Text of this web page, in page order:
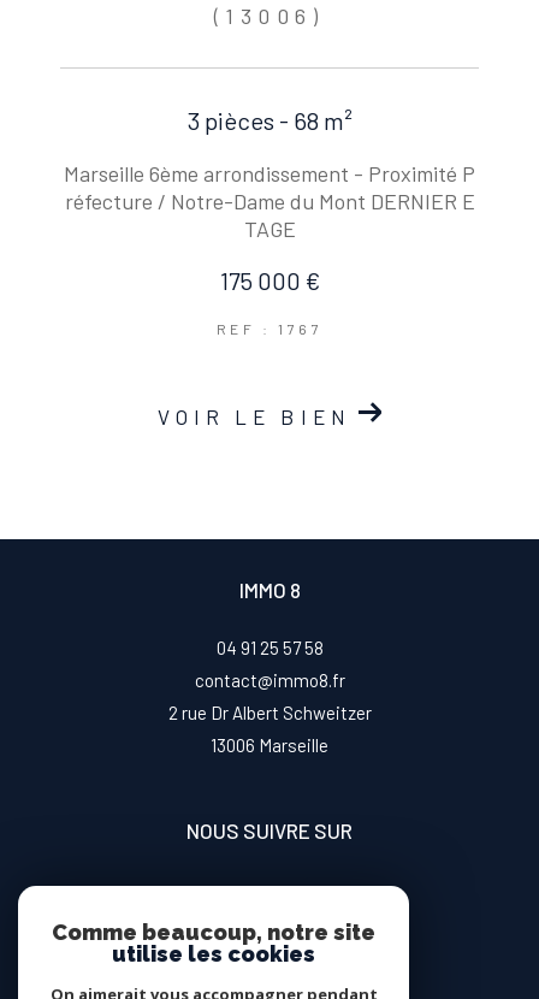
(13006)
3 pièces - 68 m²
Marseille 6ème arrondissement - Proximité P
réfecture / Notre-Dame du Mont DERNIER E
TAGE
175 000 €
REF : 1767
VOIR LE BIEN
IMMO 8
04 91 25 57 58
contact@immo8.fr
2 rue Dr Albert Schweitzer
13006
marseille
NOUS SUIVRE SUR
Comme beaucoup, notre site
utilise les cookies
On aimerait vous accompagner pendant